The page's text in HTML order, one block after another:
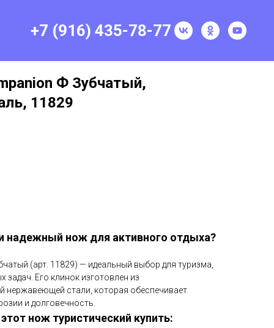
+7 (916) 435-78-77
Ф Зубчатый,
11829
надежный нож для активного отдыха?
(арт. 11829) — идеальный выбор для туризма,
задач. Его клинок изготовлен из
нержавеющей стали, которая обеспечивает
и долговечность.
нож туристический купить: